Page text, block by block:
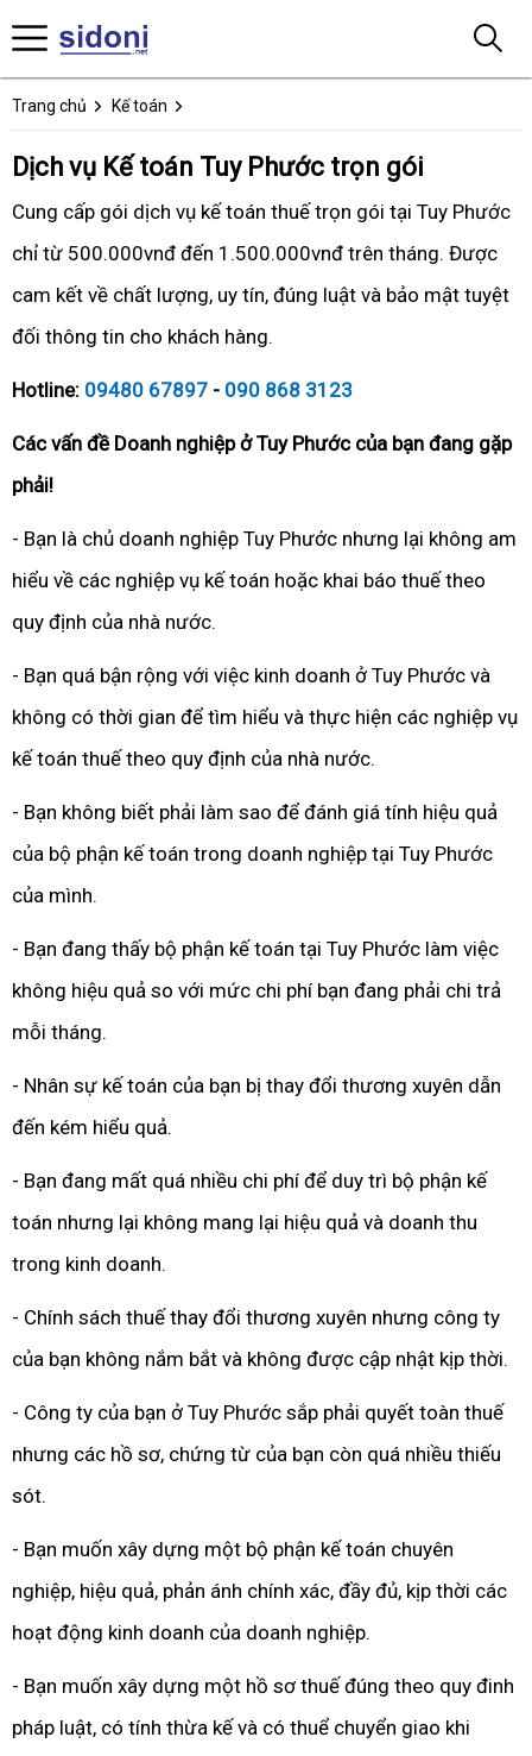
Trang chủ Kế toán
Dịch vụ Kế toán Tuy Phước trọn gói
Cung cấp gói dịch vụ kế toán thuế trọn gói tại Tuy Phước
chỉ từ 500.000vnđ đến 1.500.000vnđ trên tháng. Được
cam kết về chất lượng, uy tín, đúng luật và bảo mật tuyệt
đối thông tin cho khách hàng.
Hotline: 09480 67897 - 090 868 3123
Các vấn đề Doanh nghiệp ở Tuy Phước của bạn đang gặp
phải!
- Bạn là chủ doanh nghiệp Tuy Phước nhưng lại không am
hiểu về các nghiệp vụ kế toán hoặc khai báo thuế theo
quy định của nhà nước.
- Bạn quá bận rộng với việc kinh doanh ở Tuy Phước và
không có thời gian để tìm hiểu và thực hiện các nghiệp vụ
kế toán thuế theo quy định của nhà nước.
- Bạn không biết phải làm sao để đánh giá tính hiệu quả
của bộ phận kế toán trong doanh nghiệp tại Tuy Phước
của mình.
- Bạn đang thấy bộ phận kế toán tại Tuy Phước làm việc
không hiệu quả so với mức chi phí bạn đang phải chi trả
mỗi tháng.
- Nhân sự kế toán của bạn bị thay đổi thương xuyên dẫn
đến kém hiểu quả.
- Bạn đang mất quá nhiều chi phí để duy trì bộ phận kế
toán nhưng lại không mang lại hiệu quả và doanh thu
trong kinh doanh.
- Chính sách thuế thay đổi thương xuyên nhưng công ty
của bạn không nắm bắt và không được cập nhật kịp thời.
- Công ty của bạn ở Tuy Phước sắp phải quyết toàn thuế
nhưng các hồ sơ, chứng từ của bạn còn quá nhiều thiếu
sót.
- Bạn muốn xây dựng một bộ phận kế toán chuyên
nghiệp, hiệu quả, phản ánh chính xác, đầy đủ, kịp thời các
hoạt động kinh doanh của doanh nghiệp.
- Bạn muốn xây dựng một hồ sơ thuế đúng theo quy đinh
pháp luật, có tính thừa kế và có thuể chuyển giao khi